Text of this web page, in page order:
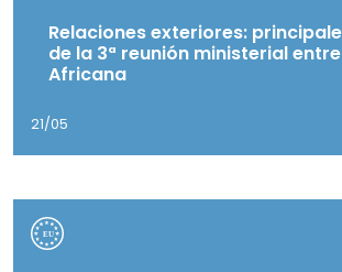
Relaciones exteriores:
de la 3ª reunión ministerial
Africana
21/05